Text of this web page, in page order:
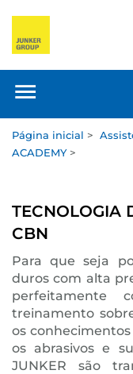
Página inicial >
ACADEMY>
TECNOLOGIA
CBN
Para que seja
duros com alta
perfeitamente
treinamento
os
os abrasivos e
JUNKER são